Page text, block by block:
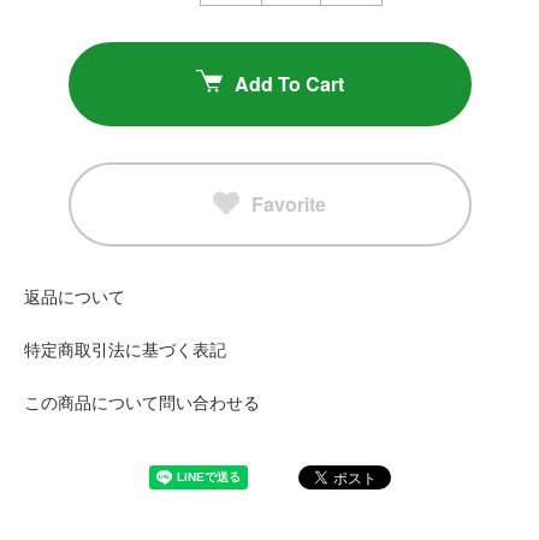
Add To Cart
Favorite
返品について
特定商取引法に基づく表記
この商品について問い合わせる